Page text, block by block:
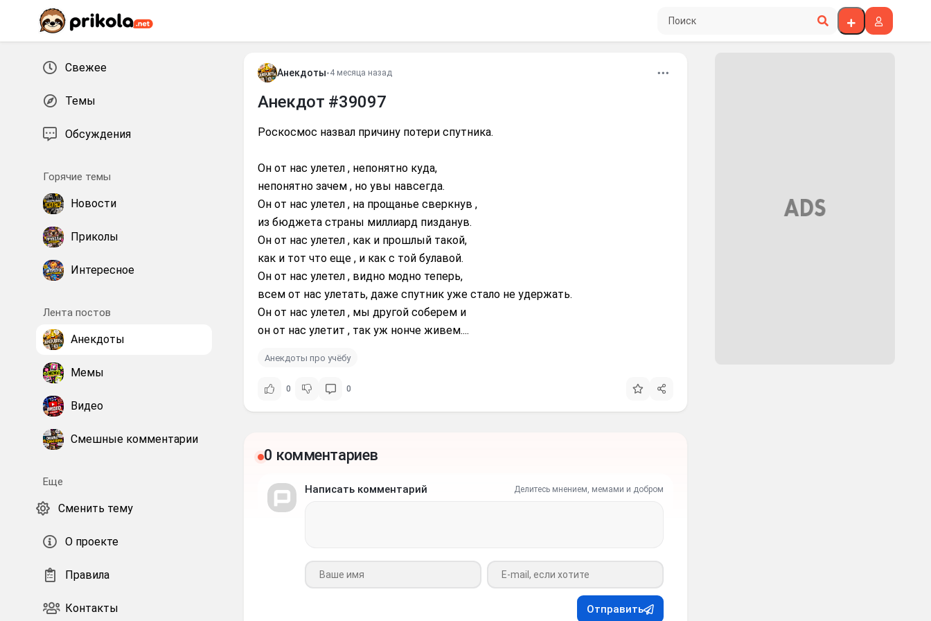
Перейти к контенту
Поиск по сайту
Свежее
Темы
Обсуждения
Горячие темы
Новости
Приколы
Интересное
Лента постов
Анекдоты
Мемы
Видео
Смешные комментарии
Еще
Сменить тему
О проекте
Правила
Контакты
Анекдоты•4 месяца назад
Анекдот #39097
Роскосмос назвал причину потери спутника.
Он от нас улетел , непонятно куда,
непонятно зачем , но увы навсегда.
Он от нас улетел , на прощанье сверкнув ,
из бюджета страны миллиард пизданув.
Он от нас улетел , как и прошлый такой,
как и тот что еще , и как с той булавой.
Он от нас улетел , видно модно теперь,
всем от нас улетать, даже спутник уже стало не удержать.
Он от нас улетел , мы другой соберем и
он от нас улетит , так уж нонче живем....
Анекдоты про учёбу
0 0
0 комментариев
Написать комментарий Делитесь мнением, мемами и добром
Ваше имя Ваш e-mail
Отправить